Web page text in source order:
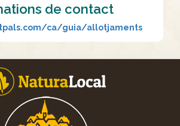
de contact
ca/guia/allotjaments